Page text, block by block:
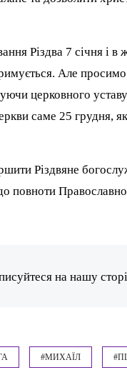
Різдва 7 січня і
Але
церковного уставу
саме 25 грудня,
Різдвяне
повноти
на нашу
#МИХАЇЛ